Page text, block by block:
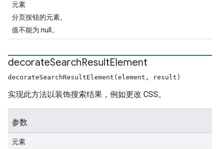
元素
分页按钮的元素。
值不能为 null。
decorateSearchResultElement
decorateSearchResultElement(element, result)
实现此方法以装饰搜索结果，例如更改 CSS。
参数
元素